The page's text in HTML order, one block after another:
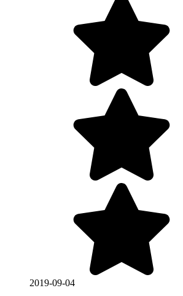
2019-09-04